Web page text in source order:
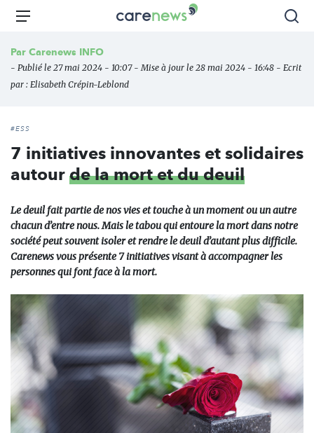
Aller
principal
Carenews,
des
acteurs
Menu
Par Carenews INFO
- Publié le 27 mai 2024 - 10:07 - Mise à jour le 28 mai 2024 - 16:48 - Ecrit
par : Elisabeth Crépin-Leblond
#ESS
7 initiatives innovantes et solidaires
autour de la mort et du deuil
Le deuil fait partie de nos vies et touche à un moment ou un autre
chacun d’entre nous. Mais le tabou qui entoure la mort dans notre
société peut souvent isoler et rendre le deuil d’autant plus difficile.
Carenews vous présente 7 initiatives visant à accompagner les
personnes qui font face à la mort.